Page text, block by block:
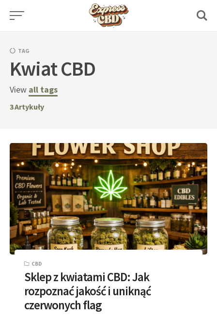
Skip
TAG
Kwiat CBD
View all tags
3Artykuły
CBD
Sklep z kwiatami CBD: Jak
rozpoznać jakość i uniknąć
czerwonych flag